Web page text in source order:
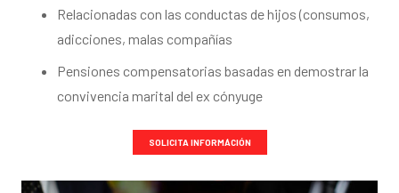
Relacionadas con las conductas de hijos (consumos,
adicciones, malas compañías
Pensiones compensatorias basadas en demostrar la
convivencia marital del ex cónyuge
SOLICITA INFORMÁCIÓN